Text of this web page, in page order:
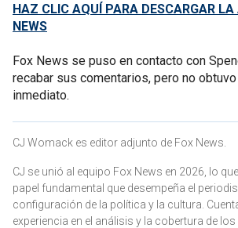
HAZ CLIC AQUÍ PARA DESCARGAR
NEWS
Fox News se puso en contacto con
recabar sus comentarios, pero no
inmediato.
CJ Womack es editor adjunto de Fox News.
CJ se unió al equipo Fox News en 2026, lo
papel fundamental que desempeña el
configuración de la política y la cultura.
experiencia en el análisis y la cobertura de